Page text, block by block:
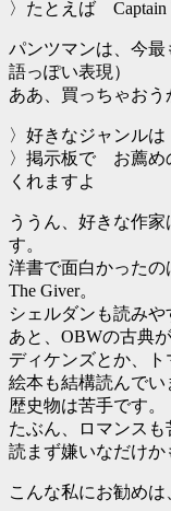
〉たとえば
パンツマンは、今
語っぽい表現）
ああ、買っちゃおう
〉好きなジャンル
〉掲示板で お薦め
くれますよ
ううん、好きな作
す。
洋書で面白かったの
The Giver。
シェルダンも読みや
あと、OBWの古典
ディケンズとか、ト
絵本も結構読んでい
歴史物は苦手です。
たぶん、ロマンスも
読まず嫌いなだけか
こんな私にお勧めは